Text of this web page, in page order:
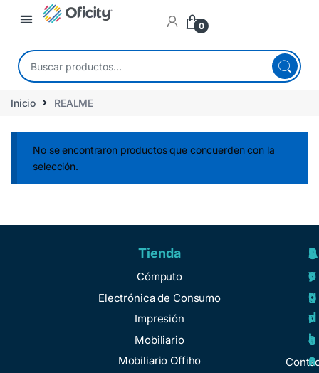
0
Inicio REALME
No se encontraron productos que concuerden con la
selección.
Tienda
Cómputo
Electrónica de Consumo
Impresión
Mobiliario
Mobiliario Offiho
A
y
u
d
a
S
o
b
r
e
n
R
e
g
u
l
a
S
e
r
v
i
c